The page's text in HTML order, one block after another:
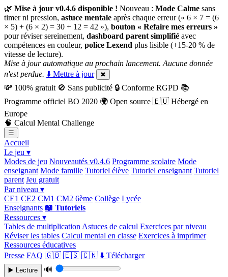
🌿 Mise à jour v0.4.6 disponible ! Nouveau : Mode Calme sans
timer ni pression, astuce mentale après chaque erreur (« 6 × 7 = (6
× 5) + (6 × 2) = 30 + 12 = 42 »), bouton « Refaire mes erreurs »
pour réviser sereinement, dashboard parent simplifié avec
compétences en couleur, police Lexend plus lisible (+15-20 % de
vitesse de lecture).
Mise à jour automatique au prochain lancement. Aucune donnée
n'est perdue. ⬇️ Mettre à jour ✖
💸 100% gratuit 🚫 Sans publicité 🔒 Conforme RGPD 📚
Programme officiel BO 2020 🌍 Open source 🇪🇺 Hébergé en
Europe
🧠 Calcul Mental Challenge
☰
Accueil
Le jeu ▾
Modes de jeu Nouveautés v0.4.6 Programme scolaire Mode
enseignant Mode famille Tutoriel élève Tutoriel enseignant Tutoriel
parent Jeu gratuit
Par niveau ▾
CE1 CE2 CM1 CM2 6ème Collège Lycée
Enseignants 📖 Tutoriels
Ressources ▾
Tables de multiplication Astuces de calcul Exercices par niveau
Réviser les tables Calcul mental en classe Exercices à imprimer
Ressources éducatives
Presse FAQ 🇬🇧 🇪🇸 🇨🇳 ⬇️ Télécharger
▶️ Lecture
🔊